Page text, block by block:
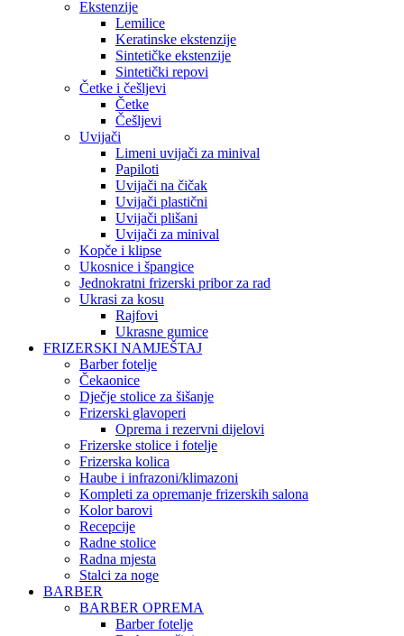
Ekstenzije
Lemilice
Keratinske ekstenzije
Sintetičke ekstenzije
Sintetički repovi
Četke i češljevi
Četke
Češljevi
Uvijači
Limeni uvijači za minival
Papiloti
Uvijači na čičak
Uvijači plastični
Uvijači plišani
Uvijači za minival
Kopče i klipse
Ukosnice i špangice
Jednokratni frizerski pribor za rad
Ukrasi za kosu
Rajfovi
Ukrasne gumice
FRIZERSKI NAMJEŠTAJ
Barber fotelje
Čekaonice
Dječje stolice za šišanje
Frizerski glavoperi
Oprema i rezervni dijelovi
Frizerske stolice i fotelje
Frizerska kolica
Haube i infrazoni/klimazoni
Kompleti za opremanje frizerskih salona
Kolor barovi
Recepcije
Radne stolice
Radna mjesta
Stalci za noge
BARBER
BARBER OPREMA
Barber fotelje